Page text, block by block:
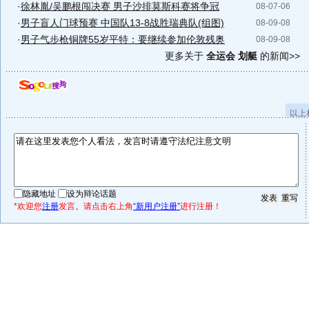
08-07-06
·徐林胤/吴鹏根闯决赛 男子沙排莫斯科赛将争冠
08-09-08
·男子盲人门球预赛 中国队13-8战胜瑞典队(组图)
08-09-08
·男子气步枪铜牌55岁平特：要继续参加伦敦残奥
更多关于 全运会 划艇 的新闻>>
以
隐藏地址
设为辩论话题
*欢迎您注册发言。请点击右上角“新用户注册”进行注册！